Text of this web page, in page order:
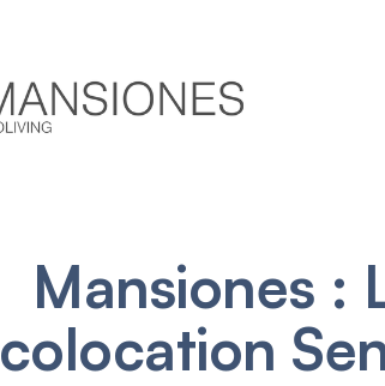
Mansiones :
colocation